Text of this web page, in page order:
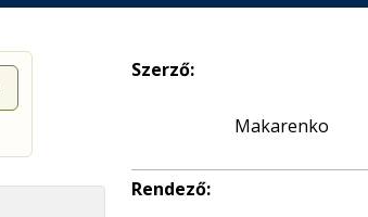
Szerző:
Makarenko
Rendező: